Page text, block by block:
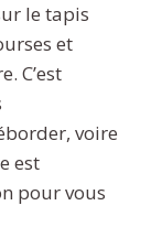
le tapis
et
C’est
voire
est
pour vous